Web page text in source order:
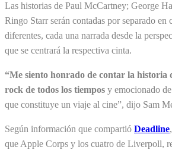
Las historias de Paul McCartney; George
Ringo Starr serán contadas por separado en
diferentes, cada una narrada desde la
que se centrará la respectiva cinta.
“Me siento honrado de contar la historia
rock de todos los tiempos y emocionado
que constituye un viaje al cine”, dijo Sam
Según información que compartió Deadline
que Apple Corps y los cuatro de Liverpoll,